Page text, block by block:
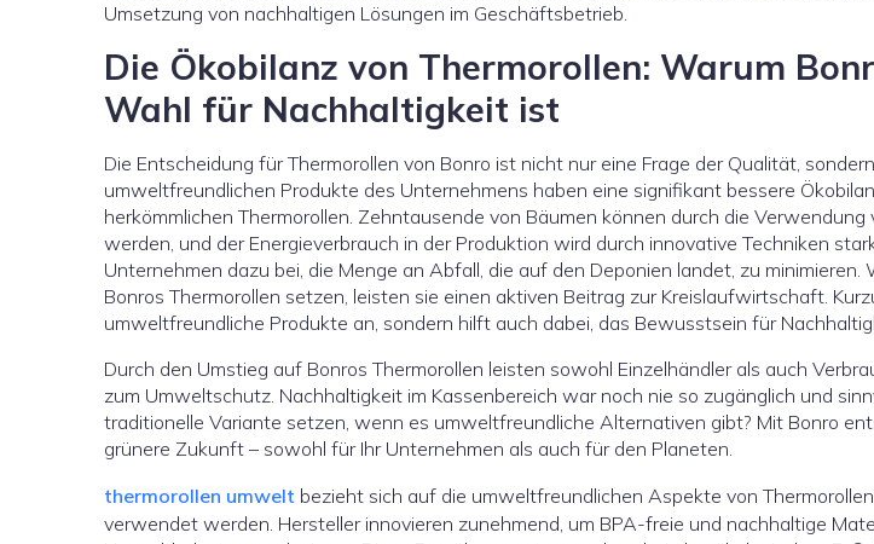
Umsetzung von nachhaltigen Lösungen im Geschäftsbetrieb.
Die Ökobilanz von Thermorollen: Warum
Wahl für Nachhaltigkeit ist
Die Entscheidung für Thermorollen von Bonro ist nicht nur eine Frage der Qualität,
umweltfreundlichen Produkte des Unternehmens haben eine signifikant bessere
herkömmlichen Thermorollen. Zehntausende von Bäumen können durch die
werden, und der Energieverbrauch in der Produktion wird durch innovative Techniken
Unternehmen dazu bei, die Menge an Abfall, die auf den Deponien landet, zu
Bonros Thermorollen setzen, leisten sie einen aktiven Beitrag zur Kreislaufwirtschaft.
umweltfreundliche Produkte an, sondern hilft auch dabei, das Bewusstsein für
Durch den Umstieg auf Bonros Thermorollen leisten sowohl Einzelhändler als auch
zum Umweltschutz. Nachhaltigkeit im Kassenbereich war noch nie so zugänglich und
traditionelle Variante setzen, wenn es umweltfreundliche Alternativen gibt? Mit Bonro
grünere Zukunft – sowohl für Ihr Unternehmen als auch für den Planeten.
thermorollen umwelt bezieht sich auf die umweltfreundlichen Aspekte von
verwendet werden. Hersteller innovieren zunehmend, um BPA-freie und nachhaltige